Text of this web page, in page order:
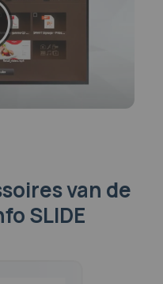
van de
SLIDE